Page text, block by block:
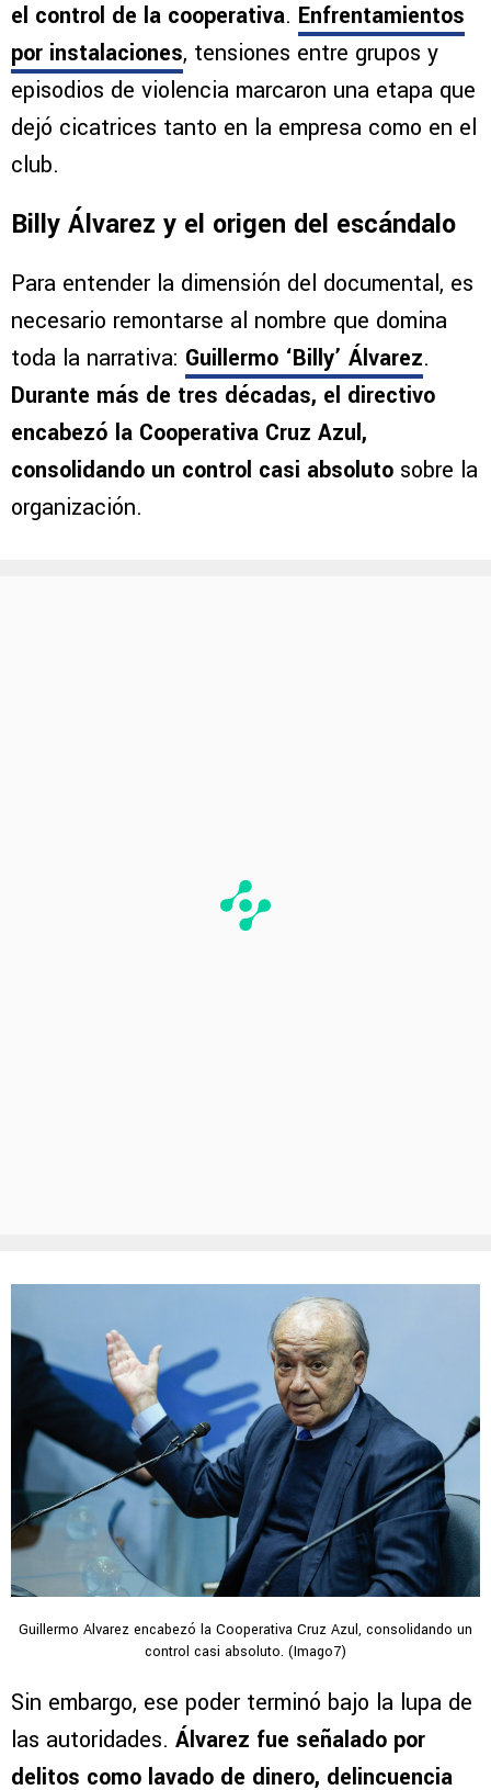
el control de la cooperativa. Enfrentamientos
por instalaciones, tensiones entre grupos y
episodios de violencia marcaron una etapa que
dejó cicatrices tanto en la empresa como en el
club.
Billy Álvarez y el origen del escándalo
Para entender la dimensión del documental, es
necesario remontarse al nombre que domina
toda la narrativa: Guillermo ‘Billy’ Álvarez.
Durante más de tres décadas, el directivo
encabezó la Cooperativa Cruz Azul,
consolidando un control casi absoluto sobre la
organización.
Guillermo Alvarez encabezó la Cooperativa Cruz Azul, consolidando un
control casi absoluto. (Imago7)
Sin embargo, ese poder terminó bajo la lupa de
las autoridades. Álvarez fue señalado por
delitos como lavado de dinero, delincuencia